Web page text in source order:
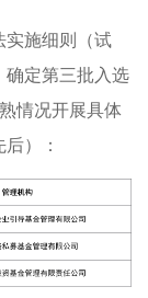
实施细则（试
定第三批入选
情况开展具体
）：